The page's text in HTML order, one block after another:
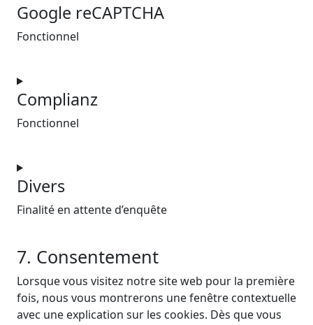
Google reCAPTCHA
Fonctionnel
Consent
to
service
google-
Complianz
Fonctionnel
Consent
to
service
complianz
Divers
Finalité en attente d’enquête
Consent
to
service
divers
7. Consentement
Lorsque vous visitez notre site web pour la première
fois, nous vous montrerons une fenêtre contextuelle
avec une explication sur les cookies. Dès que vous